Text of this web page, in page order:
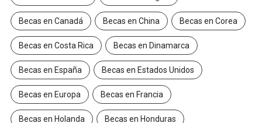
Becas en Canadá Becas en China Becas en Corea
Becas en Costa Rica Becas en Dinamarca
Becas en España Becas en Estados Unidos
Becas en Europa Becas en Francia
Becas en Holanda Becas en Honduras